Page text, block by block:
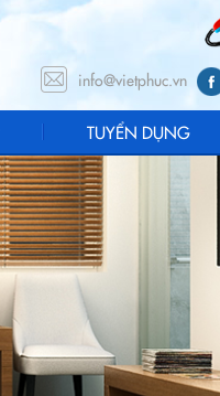
info@vietphuc.vn
TUYỂN DỤNG